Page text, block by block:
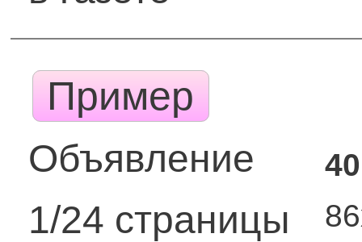
Пример
Объявление
1/24 страницы